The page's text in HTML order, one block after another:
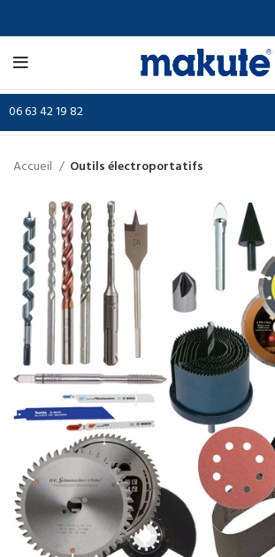
06 63 42 19 82
Accueil Outils électroportatifs